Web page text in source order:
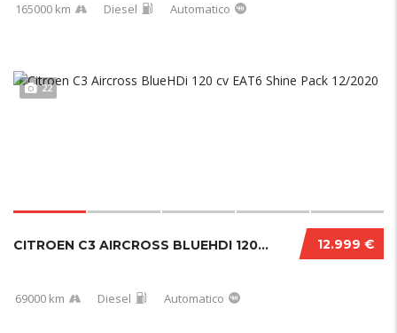
165000 km Diesel Automatico
22
12.999 €
CITROEN C3 AIRCROSS BLUEHDI 120 CV EAT6 SHIN...
69000 km Diesel Automatico